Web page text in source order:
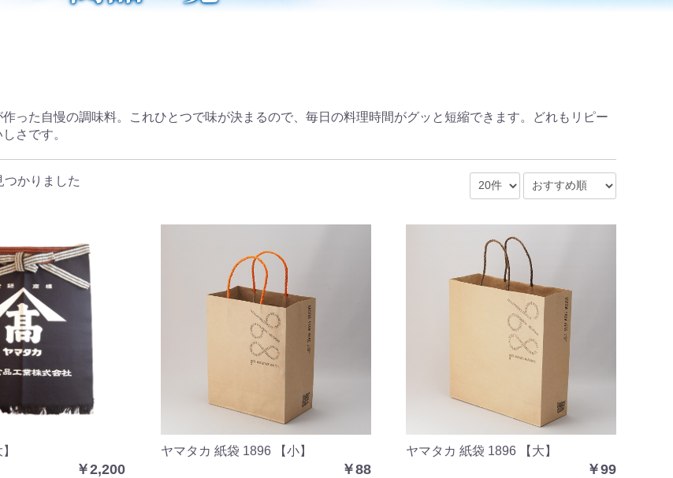
った自慢の調味料。これひとつで味が決まるので、毎日の料理時間がグッと短縮できます。どれもリピー
さです。
つかりました
￥2,200
ヤマタカ 紙袋 1896 【小】
￥88
ヤマタカ 紙袋 1896 【大】
￥99